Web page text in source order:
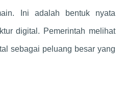
Ini adalah bentuk nyata
digital. Pemerintah melihat
sebagai peluang besar yang